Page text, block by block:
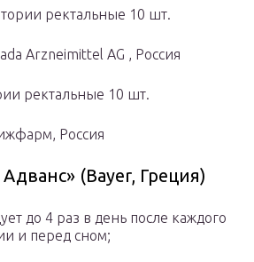
ректальные 10 шт.
Arzneimittel AG , Россия
ректальные 10 шт.
Россия
(Bayer, Греция)
до 4 раз в день после каждого
и перед сном;